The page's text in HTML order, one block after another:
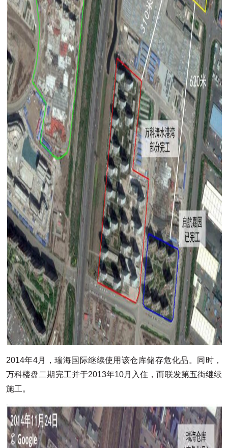
2014年4月，瑞海国际继续使用该仓库储存危化品。同时，
万科楼盘二期完工并于2013年10月入住，而联发第五街继续
施工。